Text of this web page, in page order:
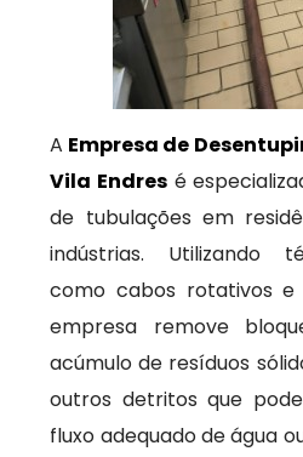
A Empresa de
Vila Endresé
de tubulações em
indústrias. Utilizando
como cabos rotativos e
empresa remove
acúmulo de resíduos
outros detritos que
fluxo adequado de água